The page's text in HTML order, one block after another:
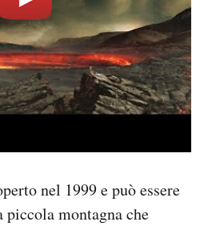
nel 1999 e può essere
montagna che